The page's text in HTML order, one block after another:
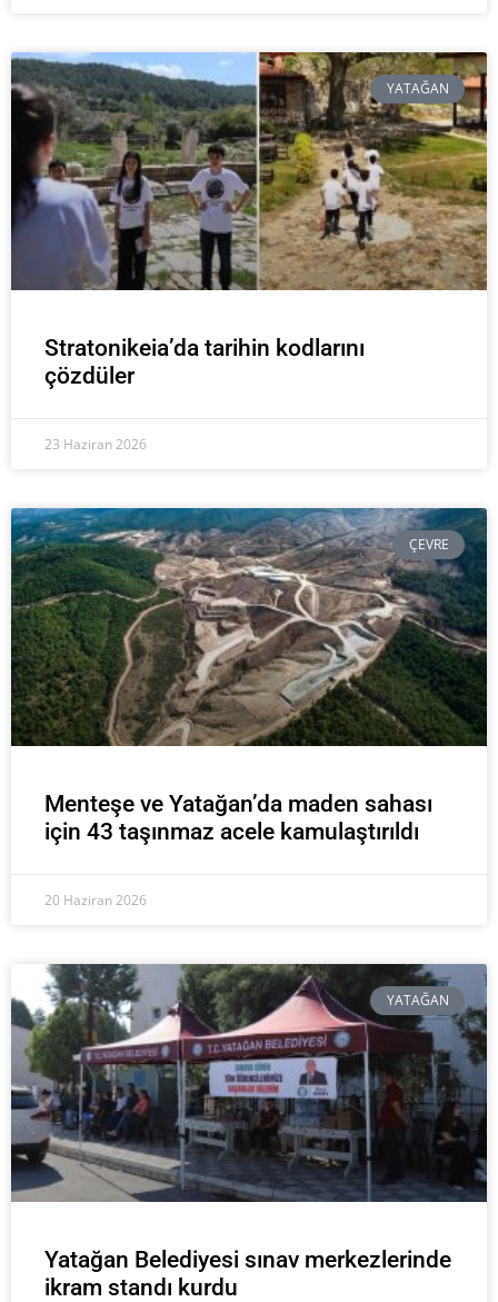
YATAĞAN
Stratonikeia’da tarihin kodlarını
çözdüler
23 Haziran 2026
ÇEVRE
Menteşe ve Yatağan’da maden sahası
için 43 taşınmaz acele kamulaştırıldı
20 Haziran 2026
YATAĞAN
Yatağan Belediyesi sınav merkezlerinde
ikram standı kurdu